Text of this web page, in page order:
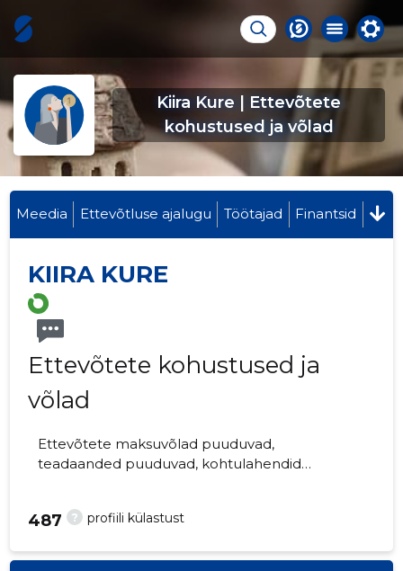
Kiira Kure | Ettevõtete
kohustused ja võlad
Meedia Ettevõtluse ajalugu Töötajad Finantsid
KIIRA KURE
Ettevõtete kohustused ja
võlad
Ettevõtete maksuvõlad puuduvad,
teadaanded puuduvad, kohtulahendid
Ettevõtteid jälgib 0 inimest.
? profiili külastust
487